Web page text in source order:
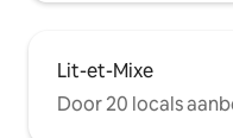
Lit-et-Mixe
Door 20 locals